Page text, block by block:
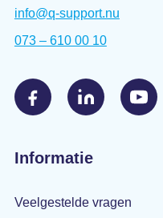
info@q-support.nu
073 – 610 00 10
Informatie
Veelgestelde vragen